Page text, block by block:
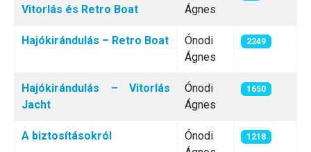
Vitorlás és Retro Boat
Ágnes
Hajókirándulás – Retro Boat
Ónodi
Ágnes
2249
Hajókirándulás – Vitorlás
Jacht
Ónodi
Ágnes
1650
A biztosításokról
Ónodi
1218